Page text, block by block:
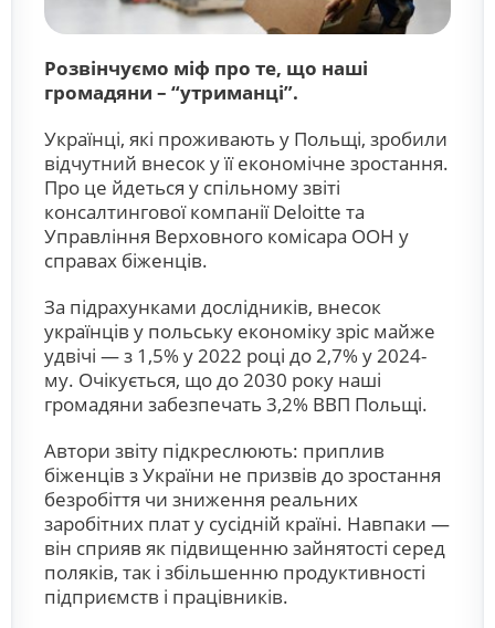
Розвінчуємо міф про те, що наші
громадяни – “утриманці”.
Українці, які проживають у Польщі, зробили
відчутний внесок у її економічне зростання.
Про це йдеться у спільному звіті
консалтингової компанії Deloitte та
Управління Верховного комісара ООН у
справах біженців.
За підрахунками дослідників, внесок
українців у польську економіку зріс майже
удвічі — з 1,5% у 2022 році до 2,7% у 2024-
му. Очікується, що до 2030 року наші
громадяни забезпечать 3,2% ВВП Польщі.
Автори звіту підкреслюють: приплив
біженців з України не призвів до зростання
безробіття чи зниження реальних
заробітних плат у сусідній країні. Навпаки —
він сприяв як підвищенню зайнятості серед
поляків, так і збільшенню продуктивності
підприємств і працівників.